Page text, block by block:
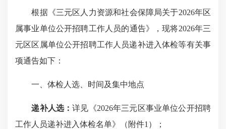
根据《三元区人力资源和社会保障局关于2026年区
属事业单位公开招聘工作人员的通告》，现将2026年三
元区区属单位公开招聘工作人员递补进入体检等有关事
项通告如下：
一、体检人选、时间及集中地点
递补人选：详见《2026年三元区事业单位公开招聘
工作人员递补进入体检名单》（附件1）；